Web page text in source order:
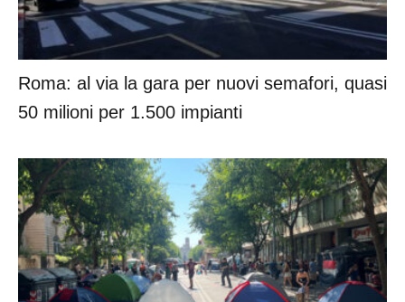
Roma: al via la gara per nuovi semafori, quasi
50 milioni per 1.500 impianti